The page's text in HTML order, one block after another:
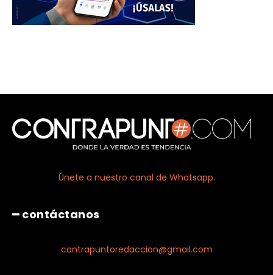
Únete a nuestro canal de Whatsapp.
━ contáctanos
contrapuntoredaccion@gmail.com